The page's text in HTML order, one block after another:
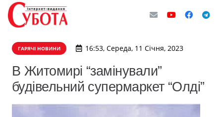
ГАРЯЧІ НОВИНИ 16:53, Середа, 11 Січня, 2023
В Житомирі “замінували”
будівельний супермаркет “Олді”